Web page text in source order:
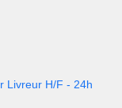
Livreur H/F - 24h